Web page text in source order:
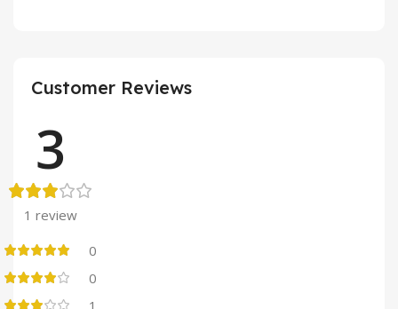
Customer Reviews
3
1 review
0
0